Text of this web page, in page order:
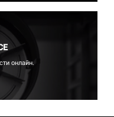
онлайн.